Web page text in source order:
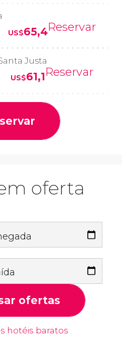
US$65,4Reservar
Justa
US$61,1Reservar
oferta
ofertas
hotéis baratos